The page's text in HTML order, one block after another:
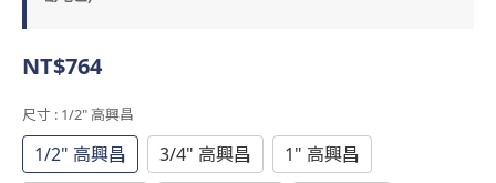
NT$764
尺寸 : 1/2" 高興昌
1/2" 高興昌 3/4" 高興昌
1" 高興昌